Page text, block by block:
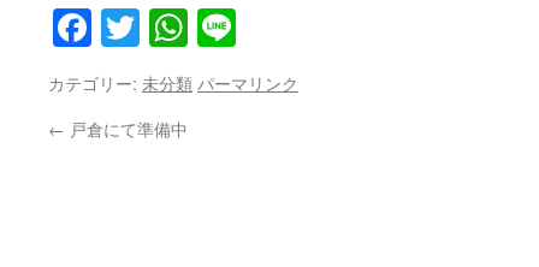
Facebook
TwitterWhatsApp
カテゴリー: 未分類パーマリンク
← 戸倉にて準備中